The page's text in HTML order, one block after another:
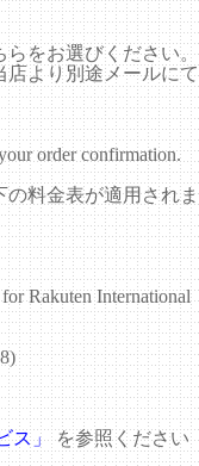
らをお選びください。
店より別途メールにて
order confirmation.
の料金表が適用されま
Rakuten International
ス」を参照ください